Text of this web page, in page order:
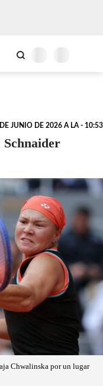
JUNIO DE 2026 A LA - 10:53
Schnaider
Chwalinska por un lugar